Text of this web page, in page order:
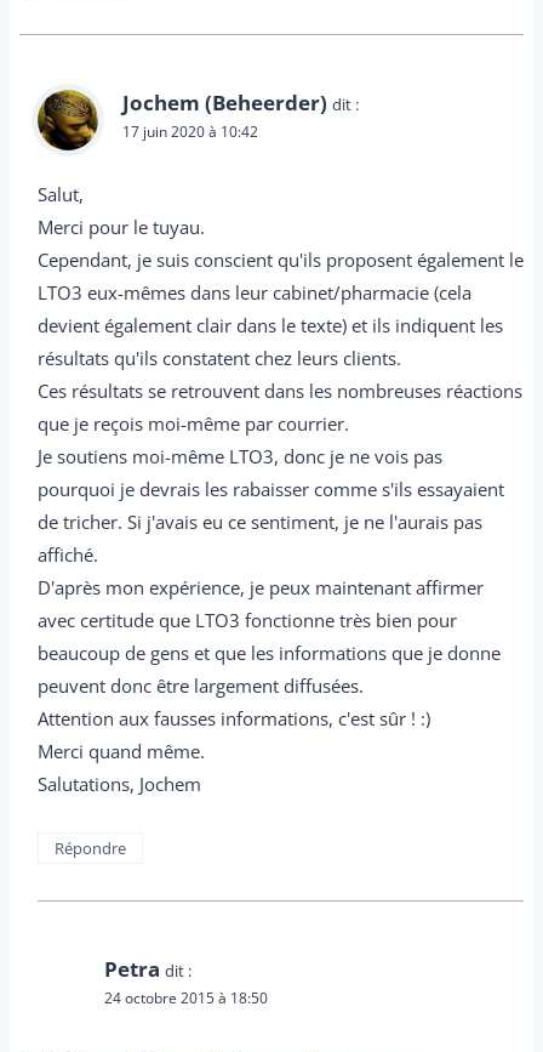
Jochem (Beheerder) dit :
17 juin 2020 à 10:42
Salut,
Merci pour le tuyau.
Cependant, je suis conscient qu'ils proposent également le
LTO3 eux-mêmes dans leur cabinet/pharmacie (cela
devient également clair dans le texte) et ils indiquent les
résultats qu'ils constatent chez leurs clients.
Ces résultats se retrouvent dans les nombreuses réactions
que je reçois moi-même par courrier.
Je soutiens moi-même LTO3, donc je ne vois pas
pourquoi je devrais les rabaisser comme s'ils essayaient
de tricher. Si j'avais eu ce sentiment, je ne l'aurais pas
affiché.
D'après mon expérience, je peux maintenant affirmer
avec certitude que LTO3 fonctionne très bien pour
beaucoup de gens et que les informations que je donne
peuvent donc être largement diffusées.
Attention aux fausses informations, c'est sûr ! :)
Merci quand même.
Salutations, Jochem
Répondre
Petra dit :
24 octobre 2015 à 18:50